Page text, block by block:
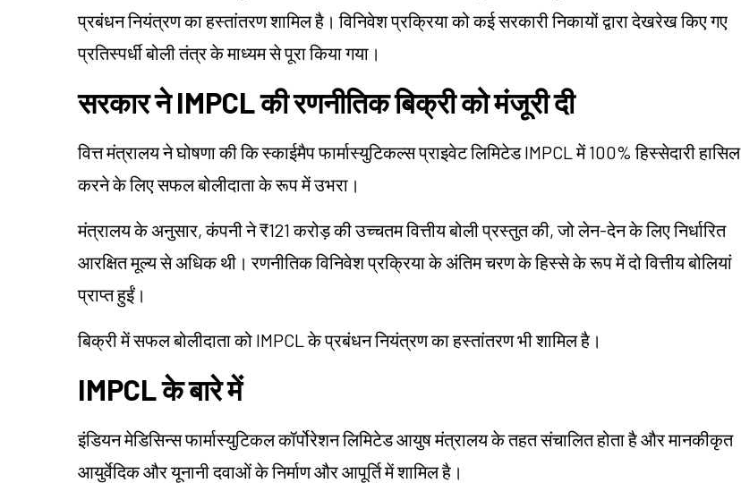
प्रबंधन नियंत्रण का हस्तांतरण शामिल है। विनिवेश प्रक्रिया को कई सरकारी निकायों द्वारा देखरेख किए गए
प्रतिस्पर्धी बोली तंत्र के माध्यम से पूरा किया गया।
सरकार ने IMPCL की रणनीतिक बिक्री को मंजूरी दी
वित्त मंत्रालय ने घोषणा की कि स्काईमैप फार्मास्युटिकल्स प्राइवेट लिमिटेड IMPCL में 100% हिस्सेदारी हासिल
करने के लिए सफल बोलीदाता के रूप में उभरा।
मंत्रालय के अनुसार, कंपनी ने ₹121 करोड़ की उच्चतम वित्तीय बोली प्रस्तुत की, जो लेन-देन के लिए निर्धारित
आरक्षित मूल्य से अधिक थी। रणनीतिक विनिवेश प्रक्रिया के अंतिम चरण के हिस्से के रूप में दो वित्तीय बोलियां
प्राप्त हुईं।
बिक्री में सफल बोलीदाता को IMPCL के प्रबंधन नियंत्रण का हस्तांतरण भी शामिल है।
IMPCL के बारे में
इंडियन मेडिसिन्स फार्मास्युटिकल कॉर्पोरेशन लिमिटेड आयुष मंत्रालय के तहत संचालित होता है और मानकीकृत
आयुर्वेदिक और यूनानी दवाओं के निर्माण और आपूर्ति में शामिल है।